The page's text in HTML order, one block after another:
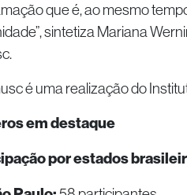
que é, ao mesmo
sintetiza Mariana
é uma realização do
em destaque
por estados